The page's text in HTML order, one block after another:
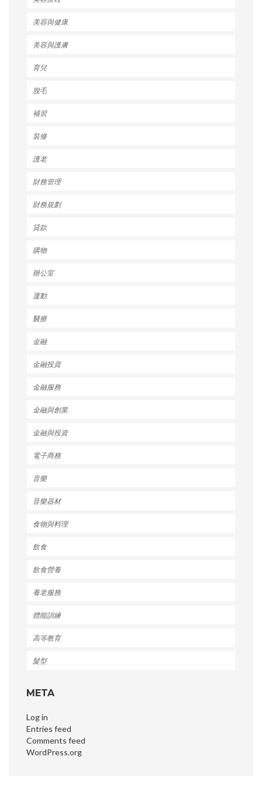
美容與健康
美容與護膚
育兒
脫毛
補習
裝修
護老
財務管理
財務規劃
貸款
購物
辦公室
運動
醫療
金融
金融投資
金融服務
金融與創業
金融與投資
電子商務
音樂
音樂器材
食物與料理
飲食
飲食營養
養老服務
體能訓練
高等教育
髮型
META
Log in
Entries feed
Comments feed
WordPress.org